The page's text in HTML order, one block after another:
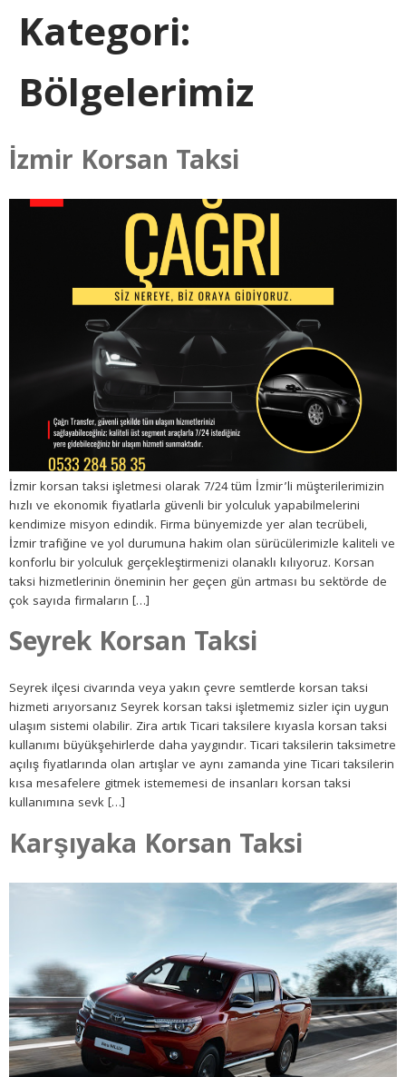
Kategori:
Bölgelerimiz
İzmir Korsan Taksi
İzmir korsan taksi işletmesi olarak 7/24 tüm İzmir’li müşterilerimizin
hızlı ve ekonomik fiyatlarla güvenli bir yolculuk yapabilmelerini
kendimize misyon edindik. Firma bünyemizde yer alan tecrübeli,
İzmir trafiğine ve yol durumuna hakim olan sürücülerimizle kaliteli ve
konforlu bir yolculuk gerçekleştirmenizi olanaklı kılıyoruz. Korsan
taksi hizmetlerinin öneminin her geçen gün artması bu sektörde de
çok sayıda firmaların […]
Seyrek Korsan Taksi
Seyrek ilçesi civarında veya yakın çevre semtlerde korsan taksi
hizmeti arıyorsanız Seyrek korsan taksi işletmemiz sizler için uygun
ulaşım sistemi olabilir. Zira artık Ticari taksilere kıyasla korsan taksi
kullanımı büyükşehirlerde daha yaygındır. Ticari taksilerin taksimetre
açılış fiyatlarında olan artışlar ve aynı zamanda yine Ticari taksilerin
kısa mesafelere gitmek istememesi de insanları korsan taksi
kullanımına sevk […]
Karşıyaka Korsan Taksi